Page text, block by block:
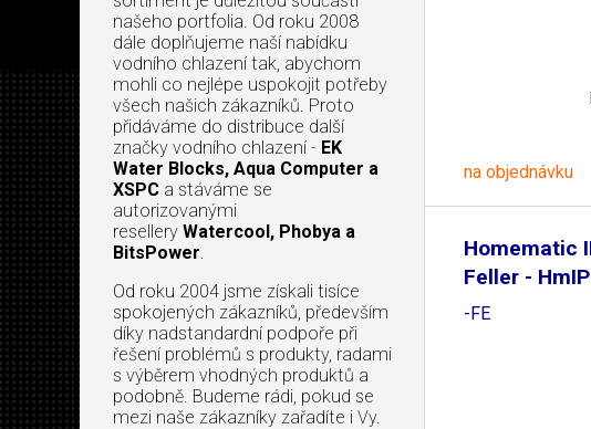
našeho portfolia. Od roku 2008
dále doplňujeme naší nabídku
vodního chlazení tak, abychom
mohli co nejlépe uspokojit potřeby
všech našich zákazníků. Proto
přidáváme do distribuce další
značky vodního chlazení - EK
Water Blocks, Aqua Computer a
XSPC a stáváme se
autorizovanými
resellery Watercool, Phobya a
BitsPower.
Od roku 2004 jsme získali tisíce
spokojených zákazníků, především
díky nadstandardní podpoře při
řešení problémů s produkty, radami
s výběrem vhodných produktů a
podobně. Budeme rádi, pokud se
mezi naše zákazníky zařadíte i Vy.
na objednávku
Homematic
Feller -
-FE